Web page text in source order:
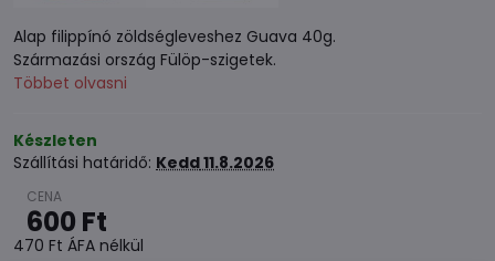
Alap filippínó zöldségleveshez Guava 40g.
Származási ország Fülöp-szigetek.
Többet olvasni
Készleten
Szállítási határidő: Kedd11.8.2026
600 Ft
470 Ft ÁFA nélkül